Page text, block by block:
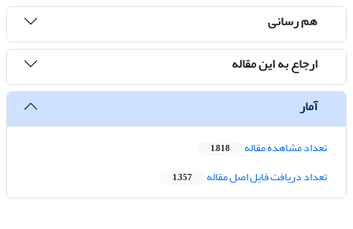
هم رسانی
ارجاع به این مقاله
آمار
تعداد مشاهده مقاله 1,818
تعداد دریافت فایل اصل مقاله 1,357